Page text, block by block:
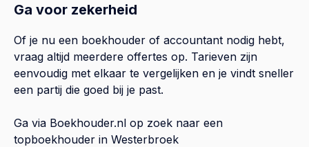
Ga voor zekerheid
Of je nu een boekhouder of accountant nodig hebt,
vraag altijd meerdere offertes op. Tarieven zijn
eenvoudig met elkaar te vergelijken en je vindt sneller
een partij die goed bij je past.
Ga via Boekhouder.nl op zoek naar een
topboekhouder in Westerbroek